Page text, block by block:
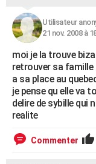
Dictionnaire
Biographies
Citations
Expressions
Proverbes
PROGRAMME TV
COPAINS D'AVANT
S'inscrire
Se connecter
Lycées
Collèges
Primaires
Universités
Entreprises
Service militaire
Avis de recherche
AVIS DE DÉCÈS
FORUM
Bricolage
Lifestyle
Culture
Auto
Television
Voyage
Cinema
Utilisateur
21 nov. 2008 à
moi je la trouve
retrouver sa famille
a sa place au
je pense qu elle va
delire de sybille qui
realite
Commenter